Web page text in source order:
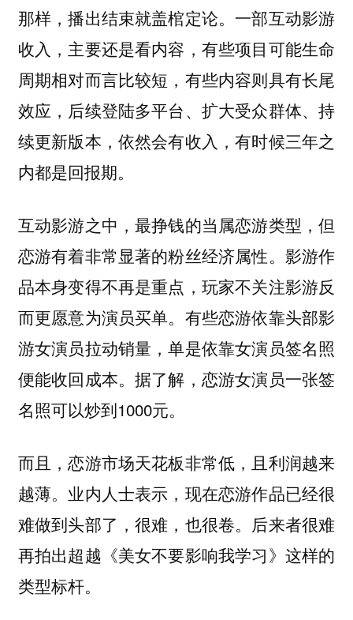
那样，播出结束就盖棺定论。一部互动影游
收入，主要还是看内容，有些项目可能生命
周期相对而言比较短，有些内容则具有长尾
效应，后续登陆多平台、扩大受众群体、持
续更新版本，依然会有收入，有时候三年之
内都是回报期。
互动影游之中，最挣钱的当属恋游类型，但
恋游有着非常显著的粉丝经济属性。影游作
品本身变得不再是重点，玩家不关注影游反
而更愿意为演员买单。有些恋游依靠头部影
游女演员拉动销量，单是依靠女演员签名照
便能收回成本。据了解，恋游女演员一张签
名照可以炒到1000元。
而且，恋游市场天花板非常低，且利润越来
越薄。业内人士表示，现在恋游作品已经很
难做到头部了，很难，也很卷。后来者很难
再拍出超越《美女不要影响我学习》这样的
类型标杆。